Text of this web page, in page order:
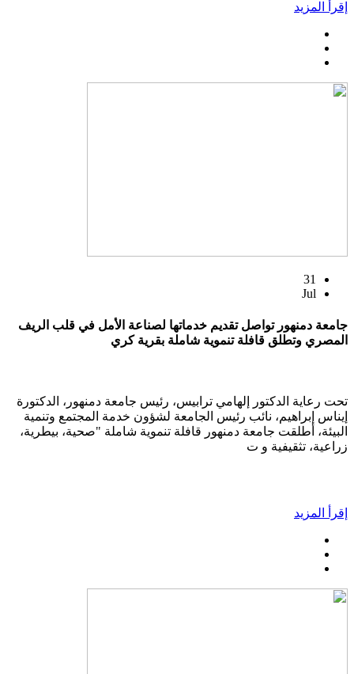
إقرأ المزيد
31
Jul
جامعة دمنهور تواصل تقديم خدماتها لصناعة الأمل في قلب الريف
المصري وتطلق قافلة تنموية شاملة بقرية كري
تحت رعاية الدكتور إلهامي ترابيس، رئيس جامعة دمنهور، الدكتورة
إيناس إبراهيم، نائب رئيس الجامعة لشؤون خدمة المجتمع وتنمية
البيئة، أطلقت جامعة دمنهور قافلة تنموية شاملة "صحية، بيطرية،
زراعية، تثقيفية و ت
إقرأ المزيد